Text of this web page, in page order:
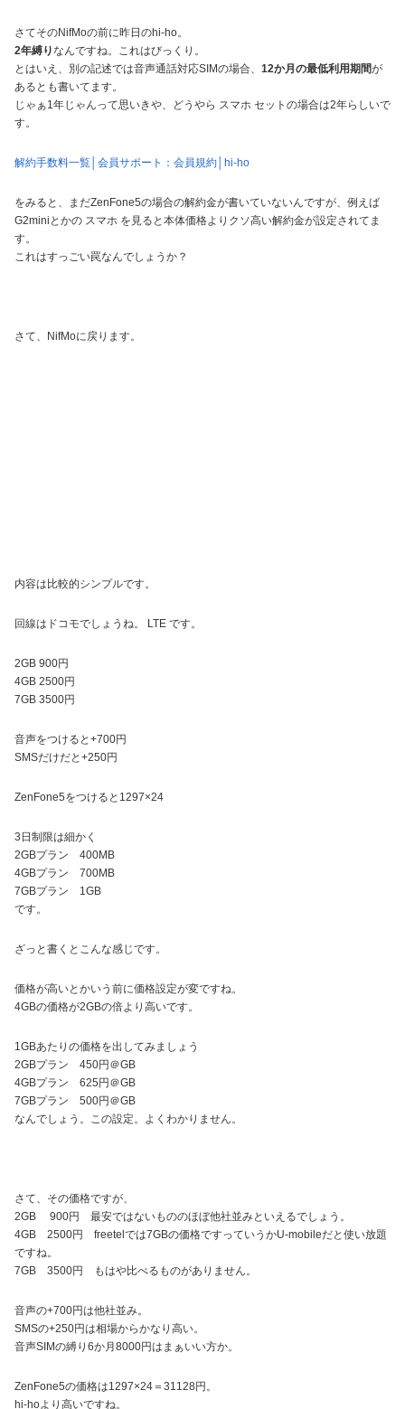
さてそのNifMoの前に昨日のhi-ho。
2年縛りなんですね。これはびっくり。
とはいえ、別の記述では音声通話対応SIMの場合、 12か月の最低利用期間が
あるとも書いてます。
じゃぁ1年じゃんって思いきや、どうやら スマホ セットの場合は2年らしいで
す。
解約手数料一覧│会員サポート：会員規約│hi-ho
をみると、まだZenFone5の場合の解約金が書いていないんですが、例えば
G2miniとかの スマホ を見ると本体価格よりクソ高い解約金が設定されてま
す。
これはすっごい罠なんでしょうか？
さて、NifMoに戻ります。
内容は比較的シンプルです。
回線はドコモでしょうね。 LTE です。
2GB 900円
4GB 2500円
7GB 3500円
音声をつけると+700円
SMSだけだと+250円
ZenFone5をつけると1297×24
3日制限は細かく
2GBプラン 400MB
4GBプラン 700MB
7GBプラン 1GB
です。
ざっと書くとこんな感じです。
価格が高いとかいう前に価格設定が変ですね。
4GBの価格が2GBの倍より高いです。
1GBあたりの価格を出してみましょう
2GBプラン 450円＠GB
4GBプラン 625円＠GB
7GBプラン 500円＠GB
なんでしょう。この設定。よくわかりません。
さて、その価格ですが、
2GB 900円 最安ではないもののほぼ他社並みといえるでしょう。
4GB 2500円 freetelでは7GBの価格ですっていうかU-mobileだと使い放題
ですね。
7GB 3500円 もはや比べるものがありません。
音声の+700円は他社並み。
SMSの+250円は相場からかなり高い。
音声SIMの縛り6か月8000円はまぁいい方か。
ZenFone5の価格は1297×24＝31128円。
hi-hoより高いですね。